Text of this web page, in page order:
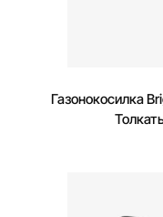
Газонокосилка